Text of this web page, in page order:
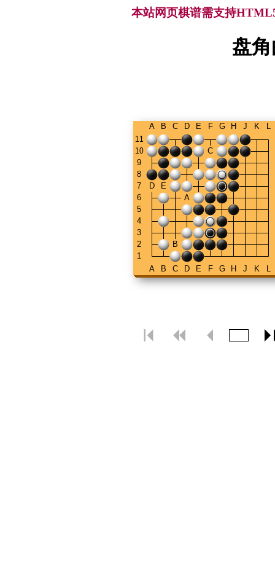
本站网页棋谱需支持
盘